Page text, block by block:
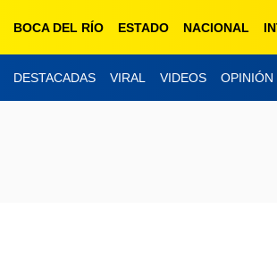
BOCA DEL RÍO ESTADO NACIONAL
DESTACADAS VIRAL VIDEOS OPINIÓN